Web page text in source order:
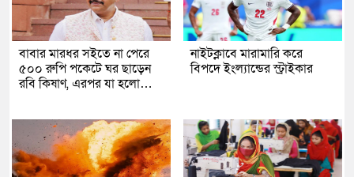
বাবার মারধর সইতে না পেরে
৫০০ রুপি পকেটে ঘর ছাড়েন
রবি কিষাণ, এরপর যা হলো…
নাইটক্লাবে মারামারি করে
বিপদে ইংল্যান্ডের স্ট্রাইকার